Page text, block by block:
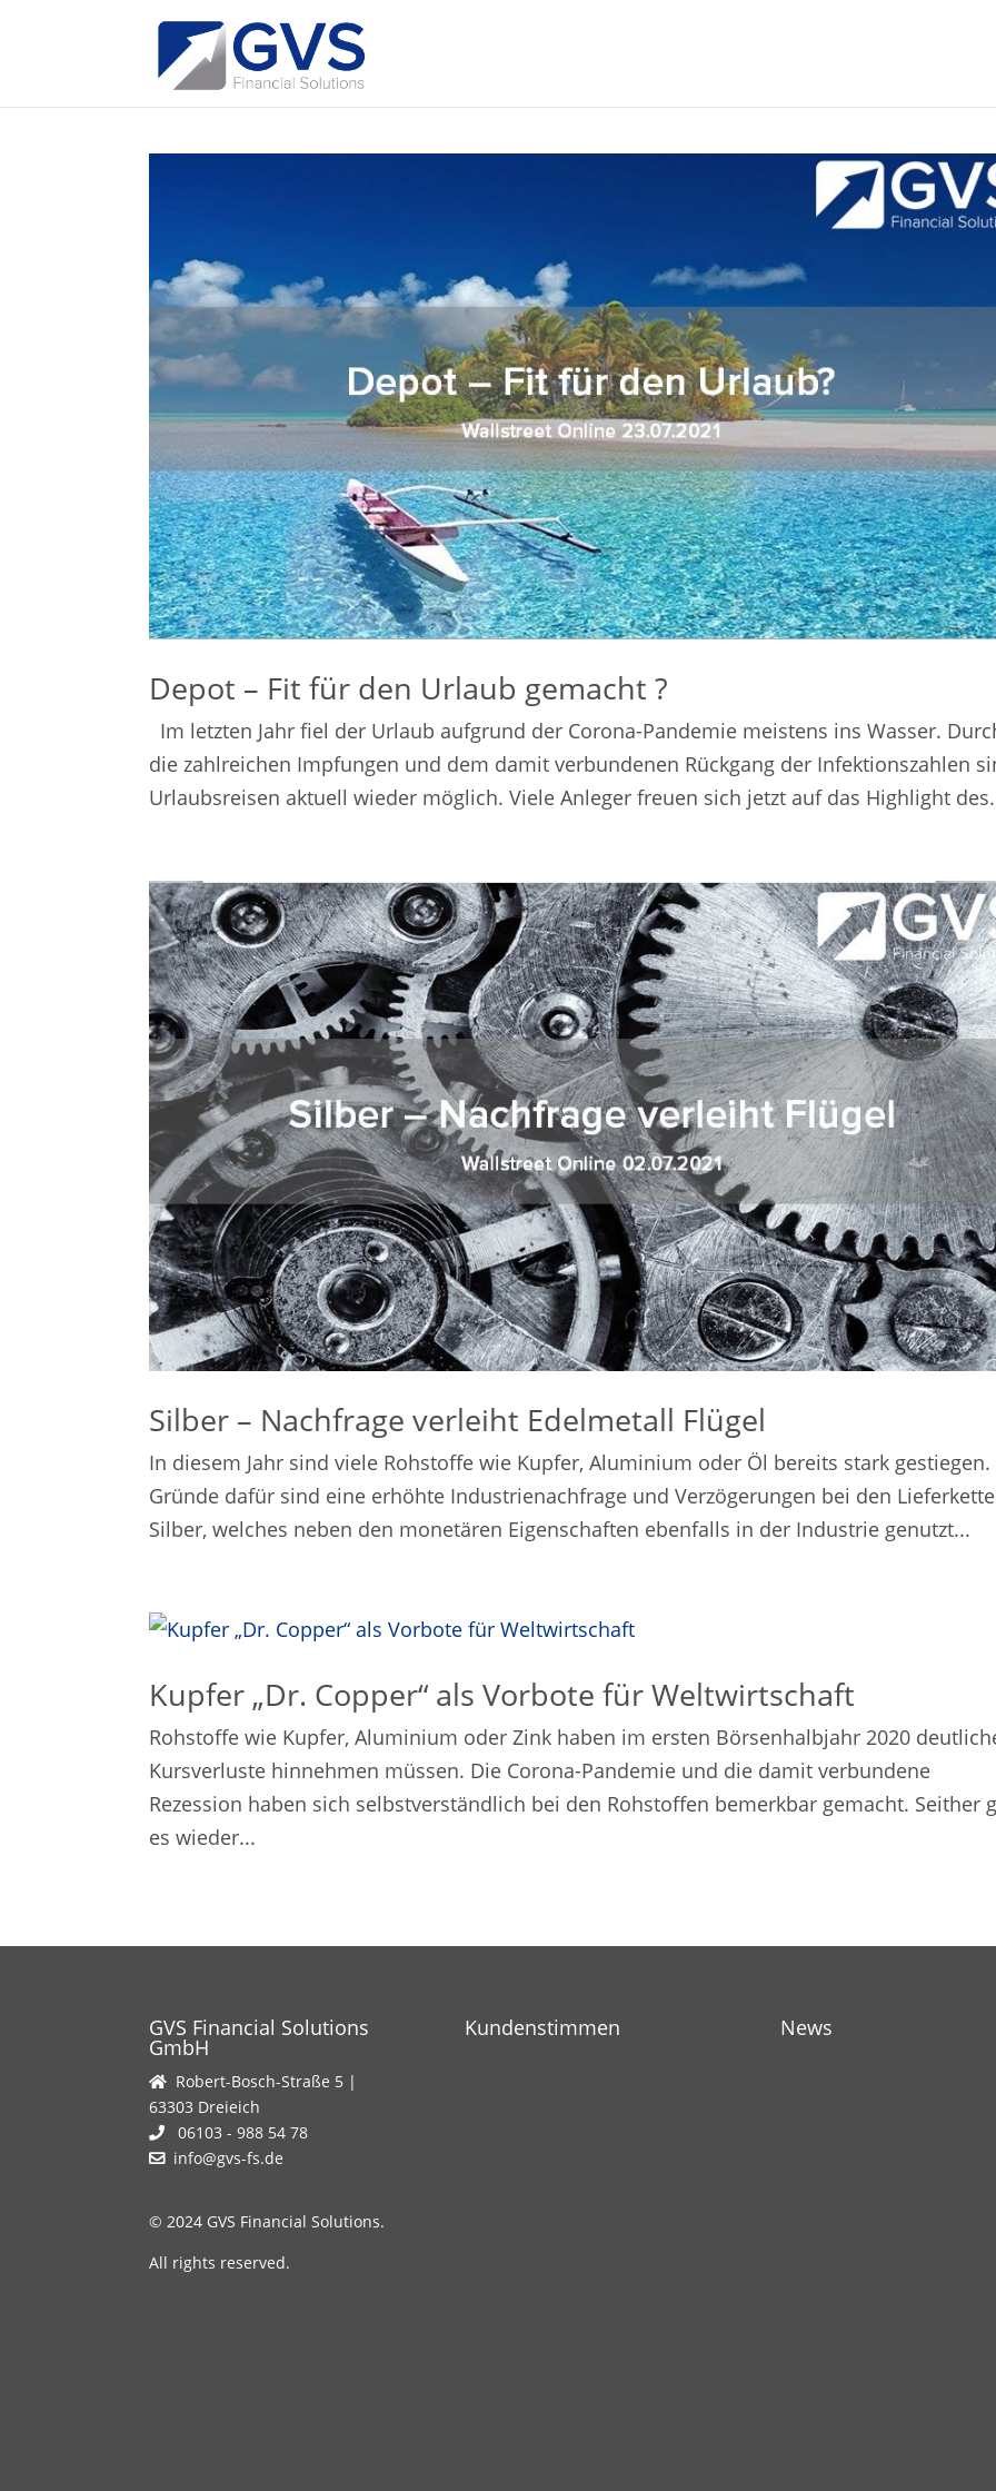
Depot – Fit für den Urlaub gemacht ?
Im letzten Jahr fiel der Urlaub aufgrund der Corona-Pandemie meistens ins Wasser.
die zahlreichen Impfungen und dem damit verbundenen Rückgang der Infektionszahlen
Urlaubsreisen aktuell wieder möglich. Viele Anleger freuen sich jetzt auf das Highlight
Silber – Nachfrage verleiht Edelmetall Flügel
In diesem Jahr sind viele Rohstoffe wie Kupfer, Aluminium oder Öl bereits stark gestiegen.
Gründe dafür sind eine erhöhte Industrienachfrage und Verzögerungen bei den
Silber, welches neben den monetären Eigenschaften ebenfalls in der Industrie genutzt...
Kupfer „Dr. Copper“ als Vorbote für Weltwirtschaft
Rohstoffe wie Kupfer, Aluminium oder Zink haben im ersten Börsenhalbjahr 2020
Kursverluste hinnehmen müssen. Die Corona-Pandemie und die damit verbundene
Rezession haben sich selbstverständlich bei den Rohstoffen bemerkbar gemacht. Seither
es wieder...
GVS Financial Solutions
GmbH
Robert-Bosch-Straße 5 |
63303 Dreieich
06103 - 988 54 78
info@gvs-fs.de
© 2024 GVS Financial Solutions.
All rights reserved.
Kundenstimmen News